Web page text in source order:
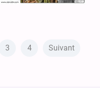
3 4 Suivant